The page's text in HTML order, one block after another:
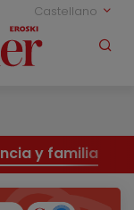
Castellano
y familia